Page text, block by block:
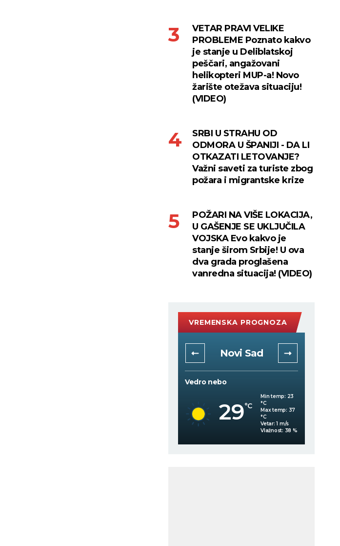
VETAR PRAVI VELIKE
PROBLEME Poznato kakvo
je stanje u Deliblatskoj
peščari, angažovani
helikopteri MUP-a! Novo
žarište otežava situaciju!
(VIDEO)
SRBI U STRAHU OD
ODMORA U ŠPANIJI - DA LI
OTKAZATI LETOVANJE?
Važni saveti za turiste zbog
požara i migrantske krize
POŽARI NA VIŠE LOKACIJA,
U GAŠENJE SE UKLJUČILA
VOJSKA Evo kakvo je
stanje širom Srbije! U ova
dva grada proglašena
vanredna situacija! (VIDEO)
VREMENSKA PROGNOZA
Novi Sad
Vedro nebo
29°C
Min temp: 23
°C
Max temp: 37
°C
Vetar:1 m/s
Vlažnost: 38 %